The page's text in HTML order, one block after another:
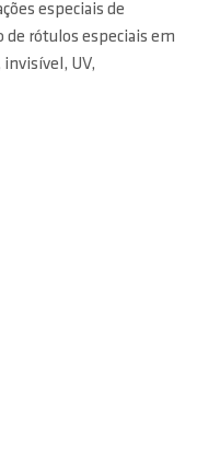
especiais de
de rótulos especiais em
UV,